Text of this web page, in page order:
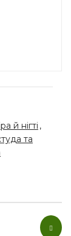
й нігті ,
та